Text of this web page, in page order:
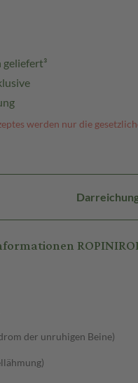
werden nur die
der unruhigen Beine)